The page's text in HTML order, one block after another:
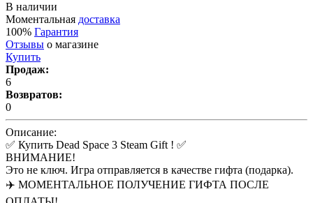
В наличии
Моментальная доставка
100% Гарантия
Отзывы о магазине
Купить
Продаж:
6
Возвратов:
0
Описание:
✅ Купить Dead Space 3 Steam Gift ! ✅
ВНИМАНИЕ!
Это не ключ. Игра отправляется в качестве гифта (подарка).
✈️ МОМЕНТАЛЬНОЕ ПОЛУЧЕНИЕ ГИФТА ПОСЛЕ